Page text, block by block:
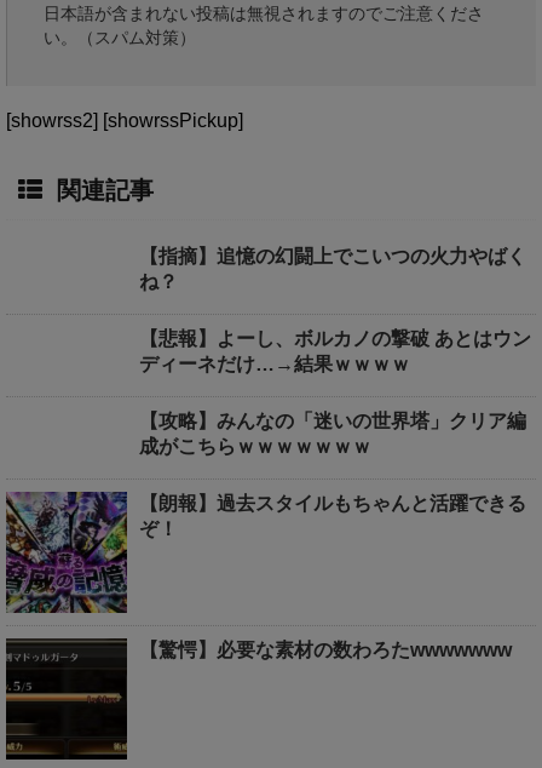
日本語が含まれない投稿は無視されますのでご注意くださ
い。（スパム対策）
[showrss2] [showrssPickup]
関連記事
【指摘】追憶の幻闘上でこいつの火力やばく
ね？
【悲報】よーし、ボルカノの撃破 あとはウン
ディーネだけ…→結果ｗｗｗｗ
【攻略】みんなの「迷いの世界塔」クリア編
成がこちらｗｗｗｗｗｗｗ
【朗報】過去スタイルもちゃんと活躍できる
ぞ！
【驚愕】必要な素材の数わろたwwwwwww